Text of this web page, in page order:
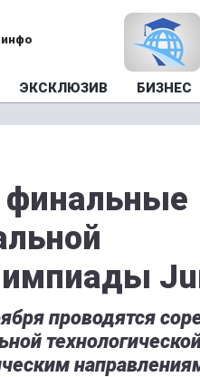
ЭКСКЛЮЗИВ БИЗНЕС
финальные
проводятся